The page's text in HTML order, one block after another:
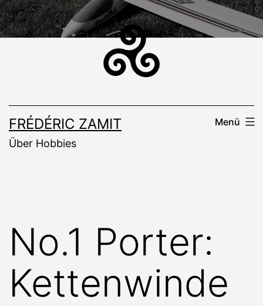
Zum
Inhalt
FRÉDÉRIC ZAMIT
Über Hobbies
Menü
No.1 Porter:
Kettenwinde